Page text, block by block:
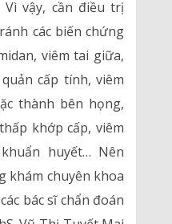
vậy, cần điều trị
các biến chứng
viêm tai giữa,
cấp tính, viêm
thành bên họng,
khớp cấp, viêm
huyết… Nên
khám chuyên khoa
bác sĩ chẩn đoán